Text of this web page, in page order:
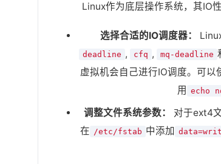
Linux作为底层操作系统，其IO
选择合适的IO调度器：
deadline , cfq , mq-deadline
虚拟机会自己进行IO调度。可以
用 echo
调整文件系统参数：
对于ext4
在 /etc/fstab 中添加